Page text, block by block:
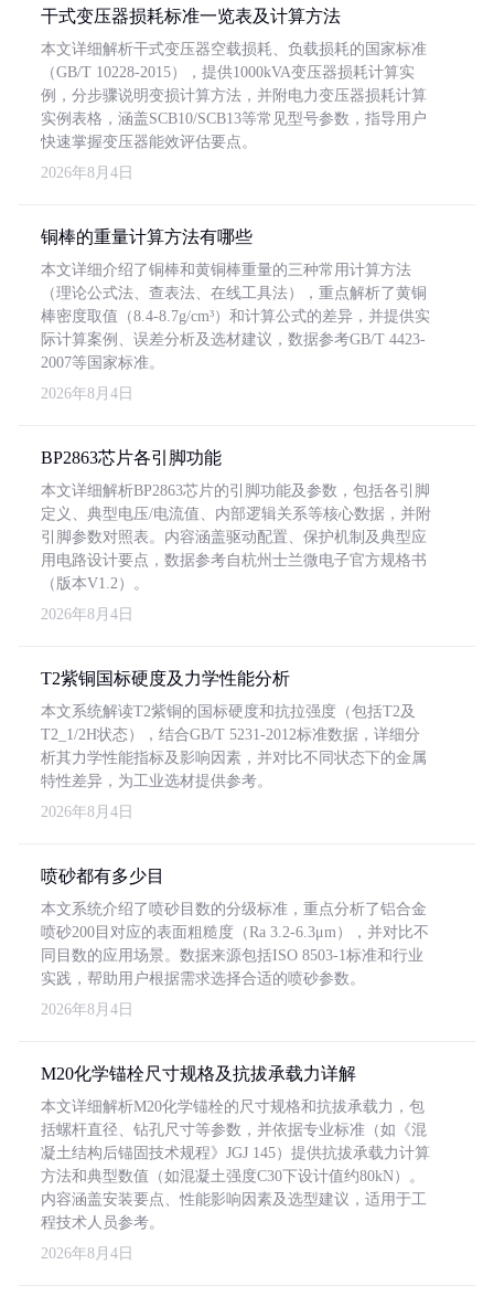
干式变压器损耗标准一览表及计算方法
本文详细解析干式变压器空载损耗、负载损耗的国家标准
（GB/T 10228-2015），提供1000kVA变压器损耗计算实
例，分步骤说明变损计算方法，并附电力变压器损耗计算
实例表格，涵盖SCB10/SCB13等常见型号参数，指导用户
快速掌握变压器能效评估要点。
2026年8月4日
铜棒的重量计算方法有哪些
本文详细介绍了铜棒和黄铜棒重量的三种常用计算方法
（理论公式法、查表法、在线工具法），重点解析了黄铜
棒密度取值（8.4-8.7g/cm³）和计算公式的差异，并提供实
际计算案例、误差分析及选材建议，数据参考GB/T 4423-
2007等国家标准。
2026年8月4日
BP2863芯片各引脚功能
本文详细解析BP2863芯片的引脚功能及参数，包括各引脚
定义、典型电压/电流值、内部逻辑关系等核心数据，并附
引脚参数对照表。内容涵盖驱动配置、保护机制及典型应
用电路设计要点，数据参考自杭州士兰微电子官方规格书
（版本V1.2）。
2026年8月4日
T2紫铜国标硬度及力学性能分析
本文系统解读T2紫铜的国标硬度和抗拉强度（包括T2及
T2_1/2H状态），结合GB/T 5231-2012标准数据，详细分
析其力学性能指标及影响因素，并对比不同状态下的金属
特性差异，为工业选材提供参考。
2026年8月4日
喷砂都有多少目
本文系统介绍了喷砂目数的分级标准，重点分析了铝合金
喷砂200目对应的表面粗糙度（Ra 3.2-6.3μm），并对比不
同目数的应用场景。数据来源包括ISO 8503-1标准和行业
实践，帮助用户根据需求选择合适的喷砂参数。
2026年8月4日
M20化学锚栓尺寸规格及抗拔承载力详解
本文详细解析M20化学锚栓的尺寸规格和抗拔承载力，包
括螺杆直径、钻孔尺寸等参数，并依据专业标准（如《混
凝土结构后锚固技术规程》JGJ 145）提供抗拔承载力计算
方法和典型数值（如混凝土强度C30下设计值约80kN）。
内容涵盖安装要点、性能影响因素及选型建议，适用于工
程技术人员参考。
2026年8月4日